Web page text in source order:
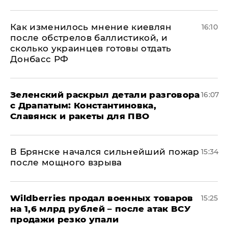
Как изменилось мнение киевлян
после обстрелов баллистикой, и
сколько украинцев готовы отдать
Донбасс РФ
16:10
​Зеленский раскрыл детали разговора
с Драпатым: Константиновка,
Славянск и ракеты для ПВО
16:07
В Брянске начался сильнейший пожар
после мощного взрыва
15:34
​Wildberries продал военных товаров
на 1,6 млрд рублей – после атак ВСУ
продажи резко упали
15:25